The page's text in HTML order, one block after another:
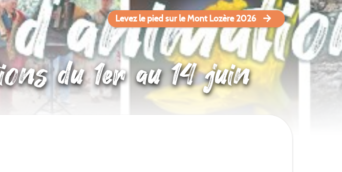
Levez le pied sur le Mont Lozère 2026
du 1er au 14 juin